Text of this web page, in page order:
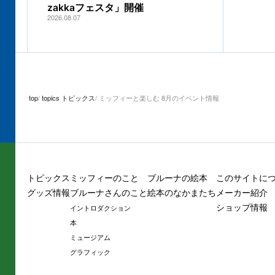
zakkaフェスタ」開催
2026.08.07
top topics トピックス ミッフィーと楽しむ 8月のイベント情報
トピックス
グッズ情報
ミッフィーのこと
ブルーナさんのこと
イントロダクション
本
ミュージアム
グラフィック
ブルーナの絵本
絵本のなかまたち
このサイトに
メーカー紹介
ショップ情報